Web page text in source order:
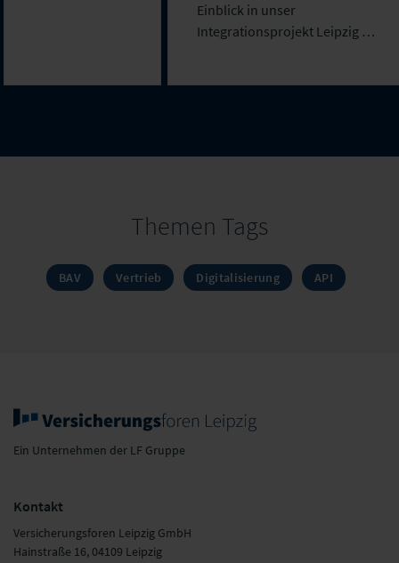
Einblick in unser
Integrationsprojekt Leipzig on
Themen Tags
BAV Vertrieb Digitalisierung API
Ein Unternehmen der LF Gruppe
Kontakt
Versicherungsforen Leipzig GmbH
Hainstraße 16, 04109 Leipzig